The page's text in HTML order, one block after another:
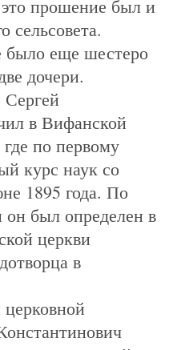
прошение был и
сельсовета.
было еще шестеро
дочери.
Сергей
в Вифанской
по первому
курс наук со
1895 года. По
был определен в
церкви
в